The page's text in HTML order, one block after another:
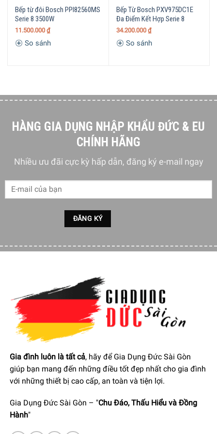
Bắt đầu nấu nhanh chóng
Khởi động lại dễ dàng sau khi dừng bếp
Màn hình điện tử TopControl
MÔI TRƯỜNG VÀ AN TOÀN
Hiển thị nhiệt dư 2 cấp cho mỗi vùng nấu
Phát hiện nồi, chảo trên bếp
Các chương trình quản lý khi nấu ăn
Tắt tự động an toàn
BẢO MẬT
Bếp từ đôi Bosch PPI82560MS
Serie 8 3500W
11.500.000 ₫
So sánh
Bếp Từ Bosch PXV975DC1E
Đa Điểm Kết Hợp Serie 8
34.200.000 ₫
So sánh
HÀNG GIA DỤNG NHẬP KHẨU ĐỨC & EU
CHÍNH HÃNG
Nhiều ưu đãi cực kỳ hấp dẫn, đăng ký e-mail ngay
Gia đình luôn là tất cả, hãy để Gia Dụng Đức Sài Gòn
giúp bạn mang đến những điều tốt đẹp nhất cho gia đình
với những thiết bị cao cấp, an toàn và tiện lợi.
Gia Dụng Đức Sài Gòn – "Chu Đáo, Thấu Hiểu và Đồng
Hành"